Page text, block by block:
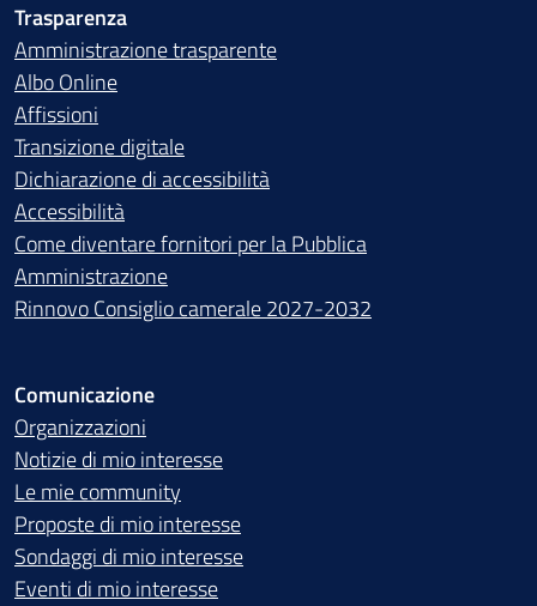
Trasparenza
Amministrazione trasparente
Albo Online
Affissioni
Transizione digitale
Dichiarazione di accessibilità
Accessibilità
Come diventare fornitori per la Pubblica
Amministrazione
Rinnovo Consiglio camerale 2027-2032
Comunicazione
Organizzazioni
Notizie di mio interesse
Le mie community
Proposte di mio interesse
Sondaggi di mio interesse
Eventi di mio interesse